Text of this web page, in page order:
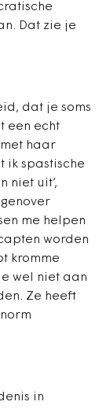
Dat zie je
dat je soms
een echt
haar
ik spastische
niet uit’,
me helpen
worden
kromme
wel niet aan
Ze heeft
in